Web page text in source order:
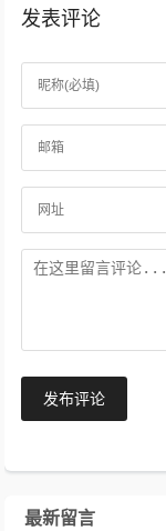
发表评论
发布评论
最新留言